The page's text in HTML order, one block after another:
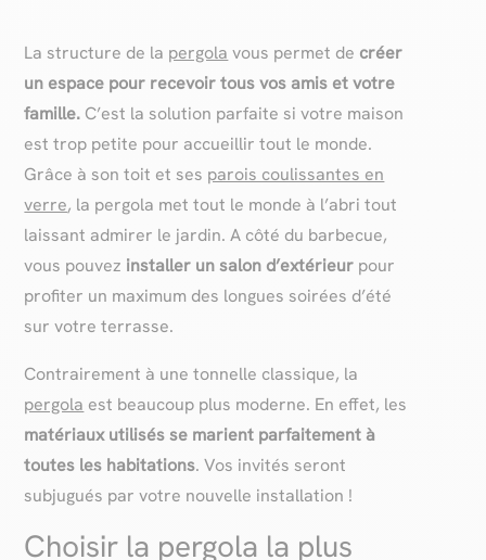
La structure de la pergola vous permet de créer
un espace pour recevoir tous vos amis et votre
famille. C’est la solution parfaite si votre maison
est trop petite pour accueillir tout le monde.
Grâce à son toit et ses parois coulissantes en
verre, la pergola met tout le monde à l’abri tout
laissant admirer le jardin. A côté du barbecue,
vous pouvez installer un salon d’extérieur pour
profiter un maximum des longues soirées d’été
sur votre terrasse.
Contrairement à une tonnelle classique, la
pergola est beaucoup plus moderne. En effet, les
matériaux utilisés se marient parfaitement à
toutes les habitations. Vos invités seront
subjugués par votre nouvelle installation !
Choisir la pergola la plus